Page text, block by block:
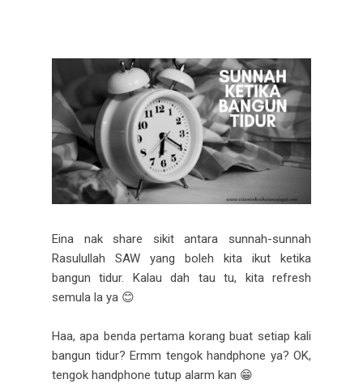
Eina nak share sikit antara sunnah-sunnah
Rasulullah SAW yang boleh kita ikut ketika
bangun tidur. Kalau dah tau tu, kita refresh
semula la ya 😊
Haa, apa benda pertama korang buat setiap kali
bangun tidur? Ermm tengok handphone ya? OK,
tengok handphone tutup alarm kan 😁